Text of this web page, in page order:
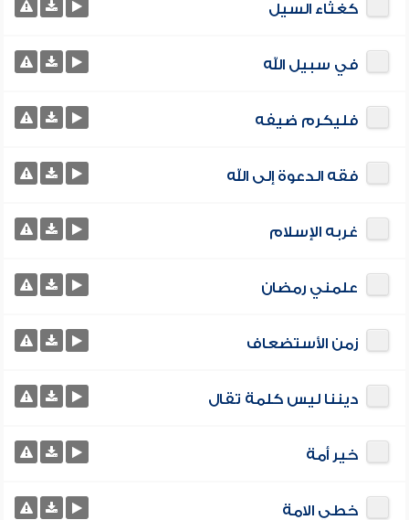
كغثاء السيل
في سبيل الله
فليكرم ضيفه
فقه الدعوة إلى الله
غربه الإسلام
علمني رمضان
زمن الأستضعاف
ديننا ليس كلمة تقال
خير أمة
خطي الامة